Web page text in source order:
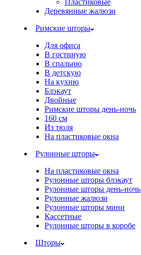
Пластиковые
Деревянные жалюзи
Римские шторы
Для офиса
В гостиную
В спальню
В детскую
На кухню
Блэкаут
Двойные
Римские шторы день-ночь
160 см
Из тюля
На пластиковые окна
Рулонные шторы
На пластиковые окна
Рулонные шторы блэкаут
Рулонные шторы день-ночь
Рулонные жалюзи
Рулонные шторы мини
Кассетные
Рулонные шторы в коробе
Шторы